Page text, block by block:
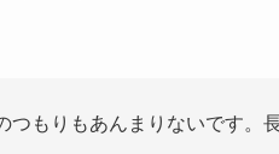
つもりもあんまりないです。